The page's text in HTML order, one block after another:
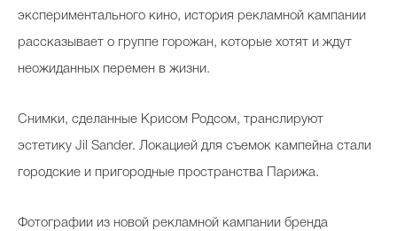
экспериментального кино, история рекламной кампании
рассказывает о группе горожан, которые хотят и ждут
неожиданных перемен в жизни.
Снимки, сделанные Крисом Родсом, транслируют
эстетику Jil Sander. Локацией для съемок кампейна стали
городские и пригородные пространства Парижа.
Фотографии из новой рекламной кампании бренда